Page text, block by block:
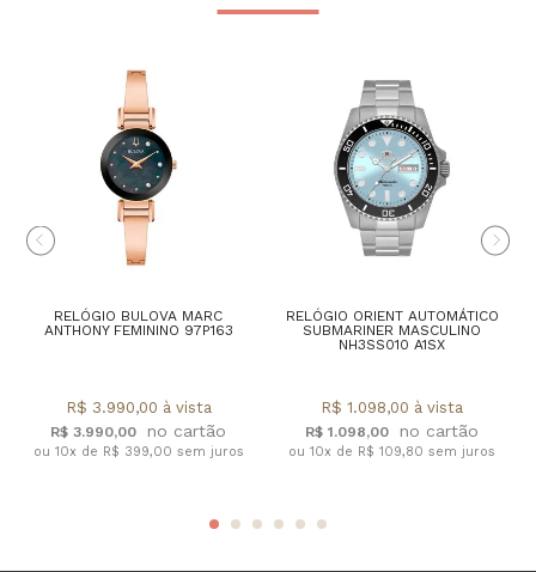
RELÓGIO BULOVA MARC
ANTHONY FEMININO 97P163
R$ 3.990,00
R$ 3.990,00 à vista
ou 10x de R$ 399,00 sem juros
RELÓGIO ORIENT AUTOMÁTICO
SUBMARINER MASCULINO
NH3SS010 A1SX
R$ 1.098,00
R$ 1.098,00 à vista
ou 10x de R$ 109,80 sem juros